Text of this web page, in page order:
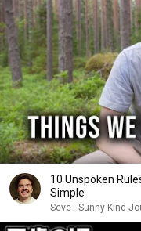
10 Unspoken
Simple
Seve - Sunny Kind